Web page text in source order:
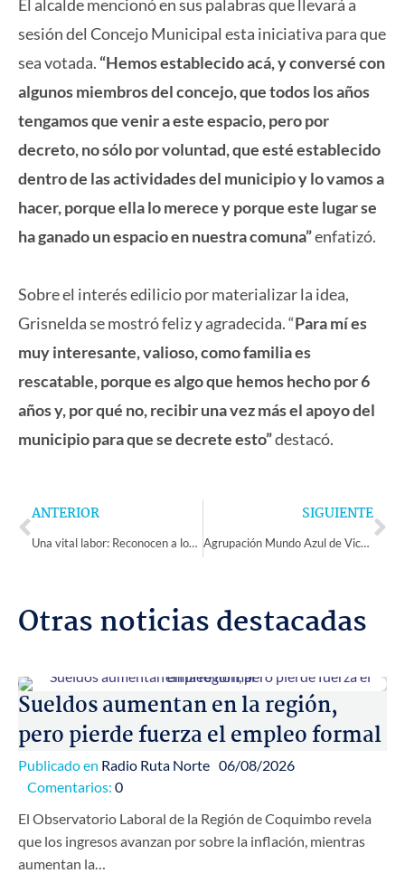
El alcalde mencionó en sus palabras que llevará a
sesión del Concejo Municipal esta iniciativa para que
sea votada. “Hemos establecido acá, y conversé con
algunos miembros del concejo, que todos los años
tengamos que venir a este espacio, pero por
decreto, no sólo por voluntad, que esté establecido
dentro de las actividades del municipio y lo vamos a
hacer, porque ella lo merece y porque este lugar se
ha ganado un espacio en nuestra comuna”enfatizó.
Sobre el interés edilicio por materializar la idea,
Grisnelda se mostró feliz y agradecida. “Para mí es
muy interesante, valioso, como familia es
rescatable, porque es algo que hemos hecho por 6
años y, por qué no, recibir una vez más el apoyo del
municipio para que se decrete esto”destacó.
Prev
ANTERIOR
Una vital labor: Reconocen a los más de 200 trabajadores del SAMU de la Región de Coquimbo
SIGUIENTE
Agrupación Mundo Azul de Vicuña organizará la primera “TEATÓN” de la región para reunir fondos
Otras noticias destacadas
Sueldos aumentan en la región,
pero pierde fuerza el empleo formal
Publicado en Radio Ruta Norte 06/08/2026
Comentarios: 0
El Observatorio Laboral de la Región de Coquimbo revela
que los ingresos avanzan por sobre la inflación, mientras
aumentan la…